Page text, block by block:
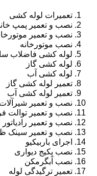
تعمیرات لوله کشی
نصب و تعمیر پمپ
نصب و تعمیر
نصب موتورخانه
لوله کشی فاضلاب
لوله کشی گاز
لوله کشی آب
تعمیر لوله کشی گاز
تعمیر لوله کشی آب
نصب و تعمیر شیرآلات
نصب و تعمیر توالت
نصب و تعمیر
نصب و تعمیر سینک
اجرای باربیکیو
نصب پکیج دیواری
نصب آبگرمکن
تعمیر ترگیدگی لوله